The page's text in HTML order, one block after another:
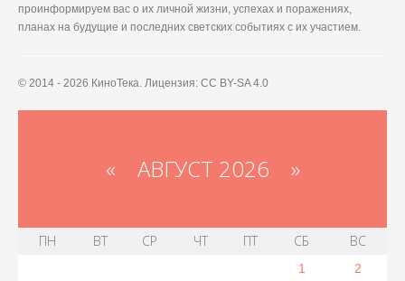
проинформируем вас о их личной жизни, успехах и поражениях,
планах на будущие и последних светских событиях с их участием.
© 2014 - 2026 КиноТека. Лицензия: CC BY-SA 4.0
« АВГУСТ 2026 »
ПН ВТ СР ЧТ ПТ СБ ВС
1 2